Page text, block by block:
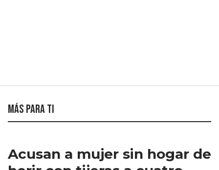
Más para ti
Acusan a mujer sin hogar de